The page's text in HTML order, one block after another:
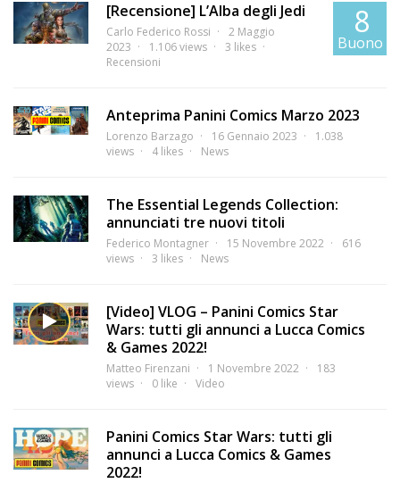
[Recensione] L’Alba degli Jedi
Carlo Federico Rossi
2 Maggio
2023
1.106 views
3 likes
Recensioni
8
Buono
Anteprima Panini Comics Marzo 2023
Lorenzo Barzago 16 Gennaio 2023
1.038
views
4 likes News
The Essential Legends Collection:
annunciati tre nuovi titoli
Federico Montagner 15 Novembre 2022
616
views
3 likes News
[Video] VLOG – Panini Comics Star
Wars: tutti gli annunci a Lucca Comics
& Games 2022!
Matteo Firenzani 1 Novembre 2022
183
views
0 like Video
Panini Comics Star Wars: tutti gli
annunci a Lucca Comics & Games
2022!